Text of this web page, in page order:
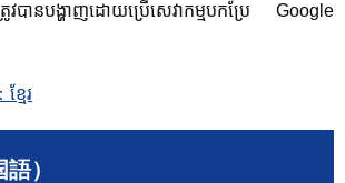
បានបង្ហាញដោយប្រើសេវាកម្មបកប្រែ Google
មែរ
）